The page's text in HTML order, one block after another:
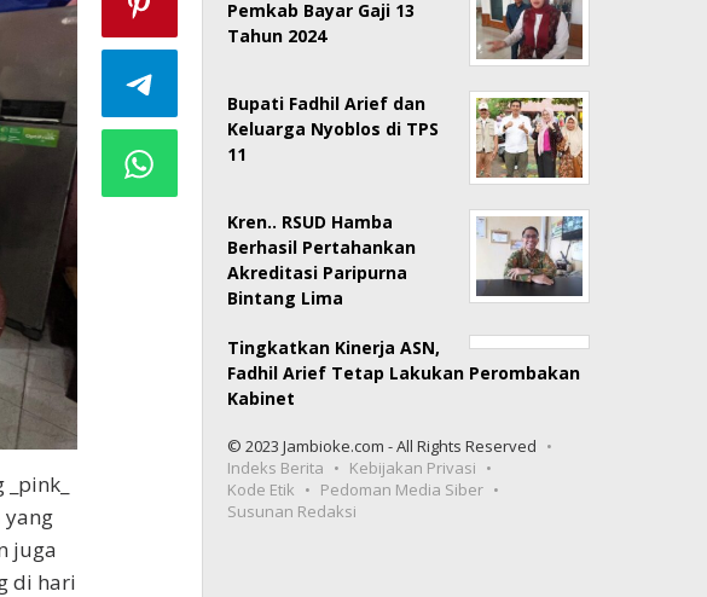
yang
juga
di hari
Pemkab Bayar Gaji 13
Tahun 2024
Bupati Fadhil Arief dan
Keluarga Nyoblos di TPS
11
Kren.. RSUD Hamba
Berhasil Pertahankan
Akreditasi Paripurna
Bintang Lima
Tingkatkan Kinerja ASN,
Fadhil Arief Tetap Lakukan Perombakan
Kabinet
© 2023 Jambioke.com - All Rights Reserved
Indeks Berita
Kebijakan Privasi
Kode Etik
Pedoman Media Siber
Susunan Redaksi